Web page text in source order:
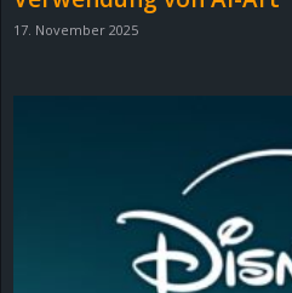
17. November 2025